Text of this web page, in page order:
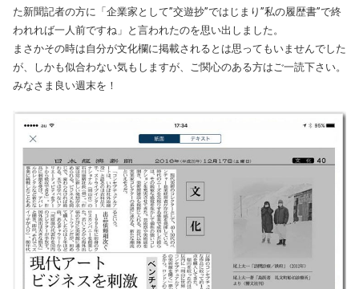
た新聞記者の方に「企業家として”交遊抄”ではじまり”私の履歴書”で終
われれば一人前ですね」と言われたのを思い出しました。
まさかその時は自分が文化欄に掲載されるとは思ってもいませんでした
が、しかも似合わない気もしますが、ご関心のある方はご一読下さい。
みなさま良い週末を！